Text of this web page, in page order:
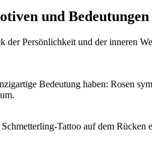
und Bedeutungen
Persönlichkeit und der inneren
Bedeutung haben: Rosen
Tattoo auf dem Rücken